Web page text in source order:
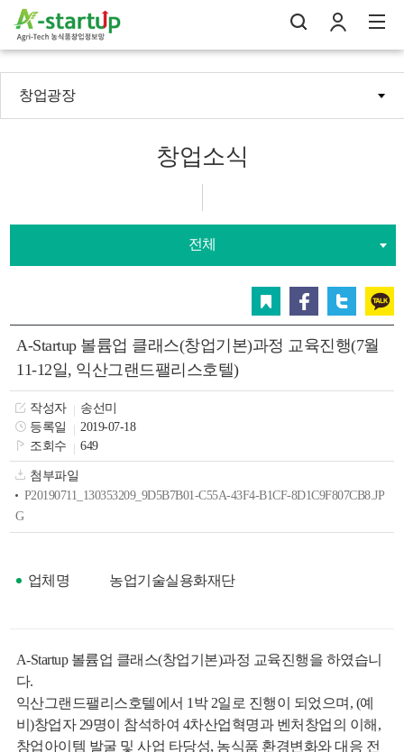
창업광장
창업소식
전체
트위터 카카오
A-Startup 볼륨업 클래스(창업기본)과정 교육진행(7월
11-12일, 익산그랜드팰리스호텔)
작성자
송선미
등록일
2019-07-18
조회수
649
첨부파일
P20190711_130353209_9D5B7B01-C55A-43F4-B1CF-8D1C9F807CB8.JP
G
업체명 농업기술실용화재단
A-Startup 볼륨업 클래스(창업기본)과정 교육진행을 하였습니
다.
익산그랜드팰리스호텔에서 1박 2일로 진행이 되었으며, (예
비)창업자 29명이 참석하여 4차산업혁명과 벤처창업의 이해,
창업아이템 발굴 및 사업 타당성, 농식품 환경변화와 대응 전